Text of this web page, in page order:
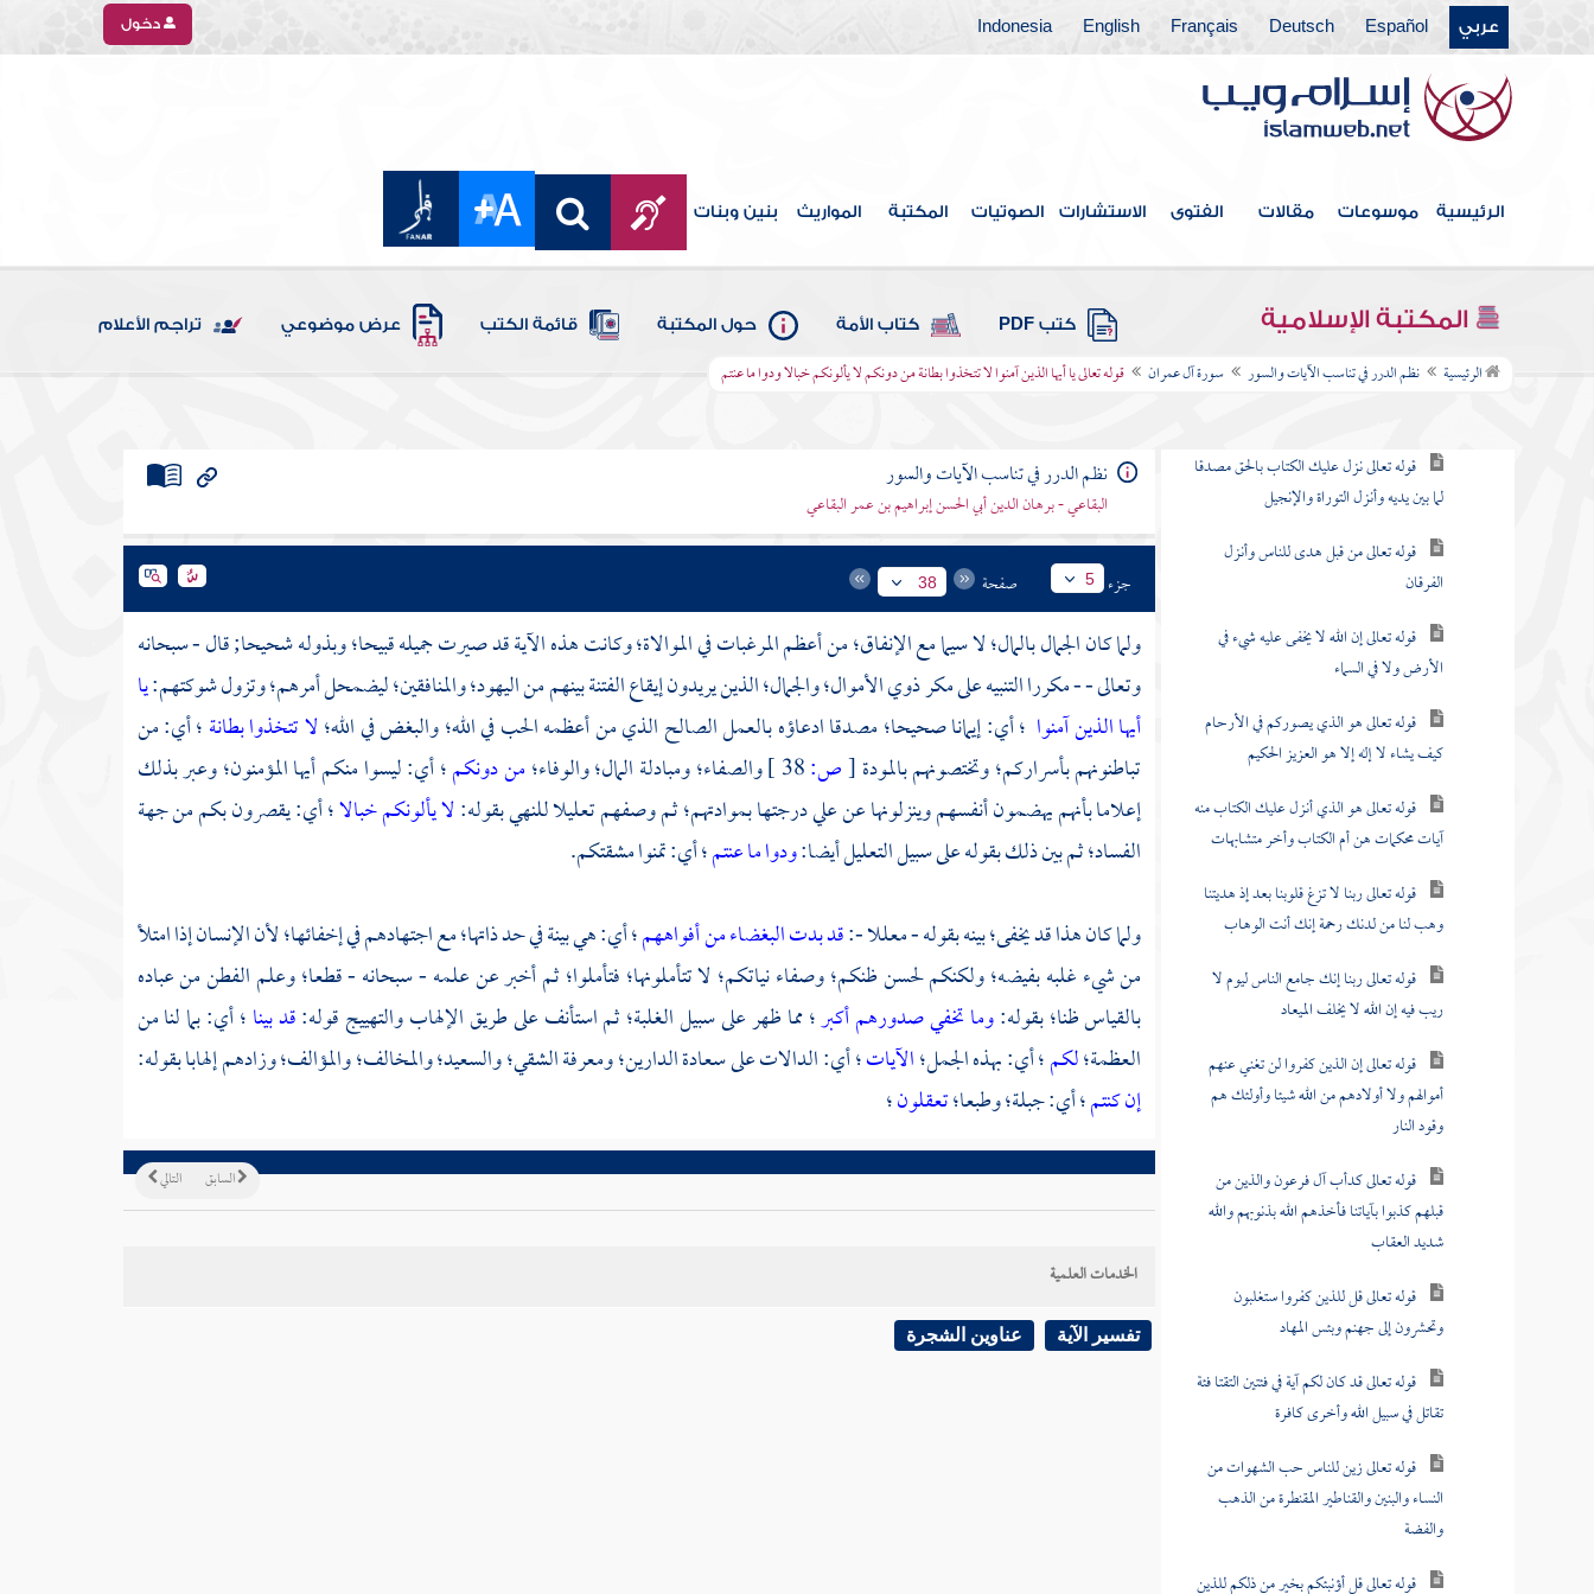
عربي Español
Deutsch
Français
English
Indonesia دخول
الرئيسية موسوعات مقالات الفتوى الاستشارات الصوتيات المكتبة المواريث بنين وبنات
المكتبة الإسلامية كتب PDF كتاب الأمة حول المكتبة قائمة الكتب عرض موضوعي تراجم الأعلام
الرئيسية نظم الدرر في تناسب الآيات والسور سورة آل عمران قوله تعالى يا أيها الذين آمنوا لا تتخذوا بطانة من دونكم لا يألونكم خبالا ودوا ما عنتم
فهرس الكتاب
مقدمة
سورة الفاتحة
سورة البقرة
سورة آل عمران
قوله تعالى نزل عليك الكتاب بالحق مصدقا
لما بين يديه وأنزل التوراة والإنجيل
قوله تعالى من قبل هدى للناس وأنزل
الفرقان
قوله تعالى إن الله لا يخفى عليه شيء في
الأرض ولا في السماء
قوله تعالى هو الذي يصوركم في الأرحام
كيف يشاء لا إله إلا هو العزيز الحكيم
قوله تعالى هو الذي أنزل عليك الكتاب منه
آيات محكمات هن أم الكتاب وأخر متشابهات
قوله تعالى ربنا لا تزغ قلوبنا بعد إذ هديتنا
وهب لنا من لدنك رحمة إنك أنت الوهاب
قوله تعالى ربنا إنك جامع الناس ليوم لا
ريب فيه إن الله لا يخلف الميعاد
قوله تعالى إن الذين كفروا لن تغني عنهم
أموالهم ولا أولادهم من الله شيئا وأولئك هم
وقود النار
قوله تعالى كدأب آل فرعون والذين من
قبلهم كذبوا بآياتنا فأخذهم الله بذنوبهم والله
شديد العقاب
قوله تعالى قل للذين كفروا ستغلبون
وتحشرون إلى جهنم وبئس المهاد
قوله تعالى قد كان لكم آية في فئتين التقتا فئة
تقاتل في سبيل الله وأخرى كافرة
قوله تعالى زين للناس حب الشهوات من
النساء والبنين والقناطير المقنطرة من الذهب
والفضة
قوله تعالى قل أؤنبئكم بخير من ذلكم للذين
نظم الدرر في تناسب الآيات والسور
البقاعي - برهان الدين أبي الحسن إبراهيم بن عمر البقاعي
جزء 5 صفحة 38
ولما كان الجمال بالمال؛ لا سيما مع الإنفاق؛ من أعظم المرغبات في الموالاة؛ وكانت هذه الآية قد صيرت جميله قبيحا؛ وبذوله شحيحا; قال - سبحانه
وتعالى - - مكررا التنبيه على مكر ذوي الأموال؛ والجمال؛ الذين يريدون إيقاع الفتنة بينهم من اليهود؛ والمنافقين؛ ليضمحل أمرهم؛ وتزول شوكتهم:يا
أيها الذين آمنوا ؛ أي: إيمانا صحيحا؛ مصدقا ادعاؤه بالعمل الصالح الذي من أعظمه الحب في الله؛ والبغض في الله؛لا تتخذوا بطانة؛ أي: من
تباطنونهم بأسراركم؛ وتختصونهم بالمودة[ص: والصفاء؛ ومبادلة المال؛ والوفاء؛من دونكم؛ أي: ليسوا منكم أيها المؤمنون؛ وعبر بذلك
إعلاما بأنهم يهضمون أنفسهم وينزلونها عن علي درجتها بموادتهم؛ ثم وصفهم تعليلا للنهي بقوله:لا يألونكم خبالا؛ أي: يقصرون بكم من جهة
الفساد؛ ثم بين ذلك بقوله على سبيل التعليل أيضا:ودوا ما عنتم؛ أي: تمنوا مشقتكم.
ولما كان هذا قد يخفى؛ بينه بقوله - معللا -:قد بدت البغضاء من أفواههم؛ أي: هي بينة في حد ذاتها؛ مع اجتهادهم في إخفائها؛ لأن الإنسان إذا امتلأ
من شيء غلبه بفيضه؛ ولكنكم لحسن ظنكم؛ وصفاء نياتكم؛ لا تتأملونها؛ فتأملوا؛ ثم أخبر عن علمه - سبحانه - قطعا؛ وعلم الفطن من عباده
بالقياس ظنا؛ بقوله:وما تخفي صدورهم أكبر؛ مما ظهر على سبيل الغلبة؛ ثم استأنف على طريق الإلهاب والتهييج قوله:قد بينا؛ أي: بما لنا من
العظمة؛لكم؛ أي: بهذه الجمل؛الآيات؛ أي: الدالات على سعادة الدارين؛ ومعرفة الشقي؛ والسعيد؛ والمخالف؛ والمؤالف؛ وزادهم إلهابا بقوله:
إن كنتم؛ أي: جبلة؛ وطبعا؛تعقلون؛
التالي السابق
الخدمات العلمية
تفسير الآية عناوين الشجرة